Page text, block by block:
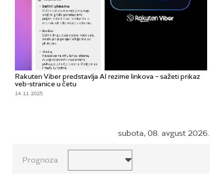
Rakuten Viber predstavlja AI rezime linkova – sažeti prikaz
veb-stranice u četu
14. 11. 2025.
subota, 08. avgust 2026.
Prognoza